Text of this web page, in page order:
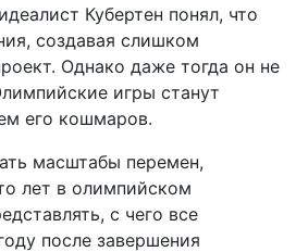
Кубертен понял, что
создавая слишком
Однако даже тогда он не
игры станут
его кошмаров.
масштабы перемен,
лет в олимпийском
с чего все
после завершения